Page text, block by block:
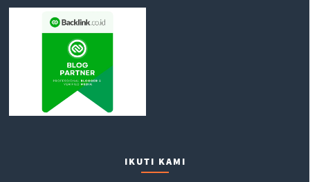
IKUTI KAMI